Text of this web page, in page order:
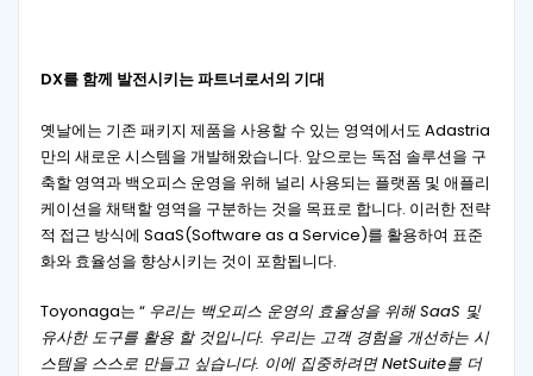
DX를 함께 발전시키는 파트너로서의 기대
옛날에는 기존 패키지 제품을 사용할 수 있는 영역에서도 Adastria
만의 새로운 시스템을 개발해왔습니다. 앞으로는 독점 솔루션을 구
축할 영역과 백오피스 운영을 위해 널리 사용되는 플랫폼 및 애플리
케이션을 채택할 영역을 구분하는 것을 목표로 합니다. 이러한 전략
적 접근 방식에 SaaS(Software as a Service)를 활용하여 표준
화와 효율성을 향상시키는 것이 포함됩니다.
Toyonaga는 “ 우리는 백오피스 운영의 효율성을 위해 SaaS 및
유사한 도구를 활용 할 것입니다. 우리는 고객 경험을 개선하는 시
스템을 스스로 만들고 싶습니다. 이에 집중하려면 NetSuite를 더